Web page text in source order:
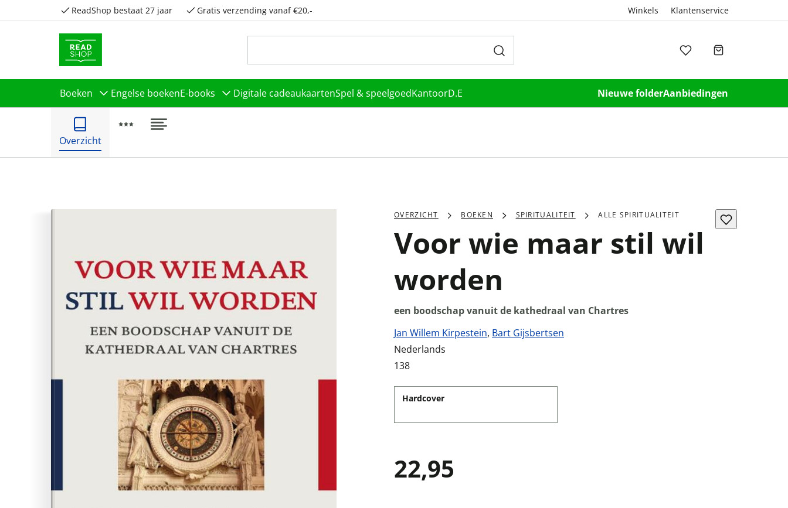
ReadShop bestaat 27 jaar Gratis verzending vanaf €20,- Winkels Klantenservice
Boeken Engelse boekenE-books Digitale cadeaukaartenSpel & speelgoedKantoorD.E Nieuwe folderAanbiedingen
Overzicht
OVERZICHT BOEKEN SPIRITUALITEIT ALLE SPIRITUALITEIT
Voor wie maar stil wil
worden
een boodschap vanuit de kathedraal van Chartres
Jan Willem Kirpestein, Bart Gijsbertsen
Nederlands
138
Hardcover
22,95